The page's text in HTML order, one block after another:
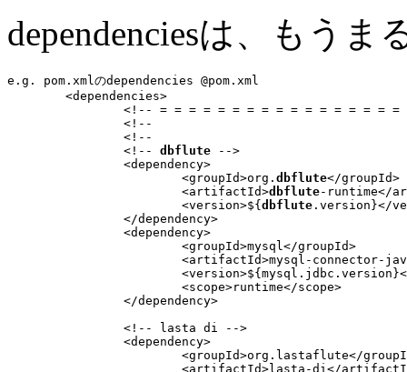
dependenciesは、もう
e.g. pom.xmlのdependencies @pom.xml
		<!--
dbflute -->
			<groupId>org.
dbflute</groupId>
			<artifactId>
dbflute-runtime</
			<version>${
dbflute .version}</